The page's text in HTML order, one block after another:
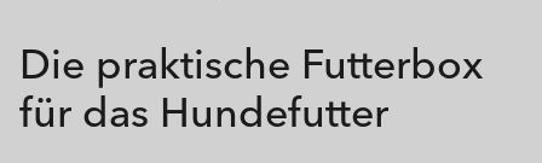
Die praktische Futterbox
für das Hundefutter